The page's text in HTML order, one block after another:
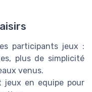
participants jeux :
plus de simplicité
venus.
en equipe pour